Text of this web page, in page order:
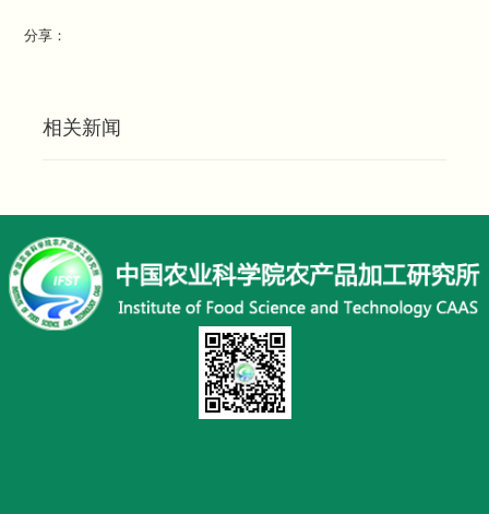
分享：
相关新闻